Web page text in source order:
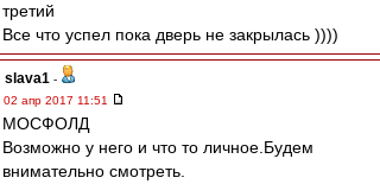
третий
Все что успел пока дверь не закрылась ))))
slava1 -
02 апр 2017 11:51
МОСФОЛД
Возможно у него и что то личное.Будем
внимательно смотреть.